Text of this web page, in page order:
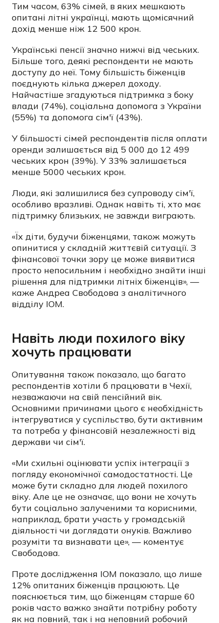
Тим часом, 63% сімей, в яких мешкають
опитані літні українці, мають щомісячний
дохід менше ніж 12 500 крон.
Українські пенсії значно нижчі від чеських.
Більше того, деякі респонденти не мають
доступу до неї. Тому більшість біженців
поєднують кілька джерел доходу.
Найчастіше згадуються підтримка з боку
влади (74%), соціальна допомога з України
(55%) та допомога сім'ї (43%).
У більшості сімей респондентів після оплати
оренди залишається від 5 000 до 12 499
чеських крон (39%). У 33% залишається
менше 5000 чеських крон.
Люди, які залишилися без супроводу сім'ї,
особливо вразливі. Однак навіть ті, хто має
підтримку близьких, не завжди виграють.
«Їх діти, будучи біженцями, також можуть
опинитися у складній життєвій ситуації. З
фінансової точки зору це може виявитися
просто непосильним і необхідно знайти інші
рішення для підтримки літніх біженців», —
каже Андреа Свободова з аналітичного
відділу IOM.
Навіть люди похилого віку
хочуть працювати
Опитування також показало, що багато
респондентів хотіли б працювати в Чехії,
незважаючи на свій пенсійний вік.
Основними причинами цього є необхідність
інтегруватися у суспільство, бути активним
та потреба у фінансовій незалежності від
держави чи сім'ї.
«Ми схильні оцінювати успіх інтеграції з
погляду економічної самодостатності. Це
може бути складно для людей похилого
віку. Але це не означає, що вони не хочуть
бути соціально залученими та корисними,
наприклад, брати участь у громадській
діяльності чи доглядати онуків. Важливо
розуміти та визнавати це», — коментує
Свободова.
Проте дослідження IOM показало, що лише
12% опитаних біженців працюють. Це
пояснюється тим, що біженцям старше 60
років часто важко знайти потрібну роботу
як на повний, так і на неповний робочий